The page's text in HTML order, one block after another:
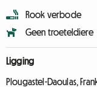
Rook verbode
Geen troeteldiere
Ligging
Plougastel-Daoulas,